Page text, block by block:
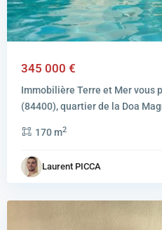
345 000 €
Immobilière Terre et Mer vous
(84400), quartier de la Doa
170 m2
Laurent PICCA
MARSEILLE
16EME